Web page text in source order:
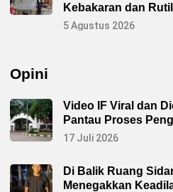
Kebakaran dan
5 Agustus 2026
Opini
Video IF Viral dan
Pantau Proses
17 Juli 2026
Di Balik Ruang
Menegakkan